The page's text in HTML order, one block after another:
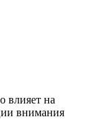
влияет на
внимания